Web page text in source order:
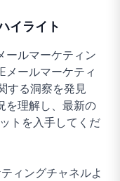
イライト
ールマーケティン
メールマーケティ
する洞察を発見
を理解し、最新の
トを入手してくだ
ィングチャネルよ